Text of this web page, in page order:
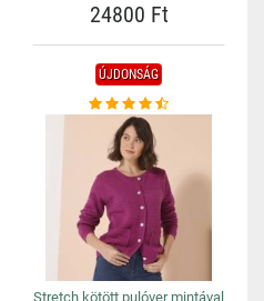
24800 Ft
ÚJDONSÁG
Stretch kötött pulóver mintával